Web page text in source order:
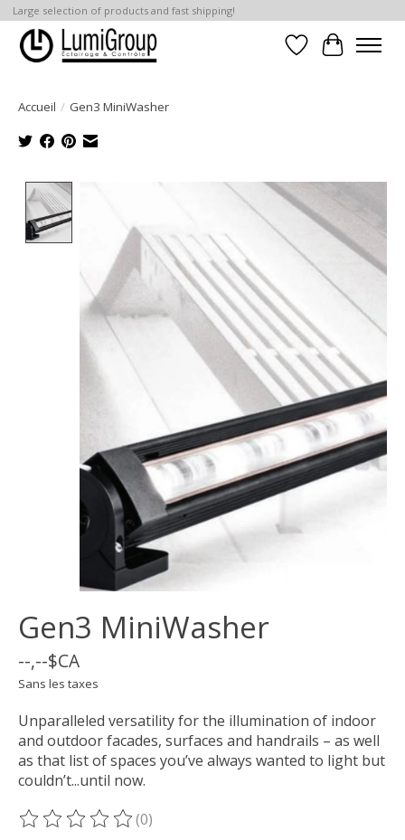
Large selection of products and fast shipping!
Liste dePanier
Accueil / Gen3 MiniWasher
Product image slideshow Items
Gen3 MiniWasher
--,--$CA
Sans les taxes
Unparalleled versatility for the illumination of indoor
and outdoor facades, surfaces and handrails – as well
as that list of spaces you’ve always wanted to light but
couldn’t...until now.
Ce produit est évalué à
(0)